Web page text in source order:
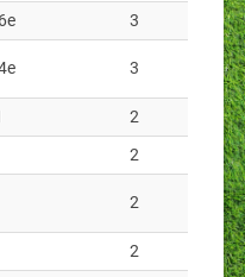
3
3
2
2
2
2